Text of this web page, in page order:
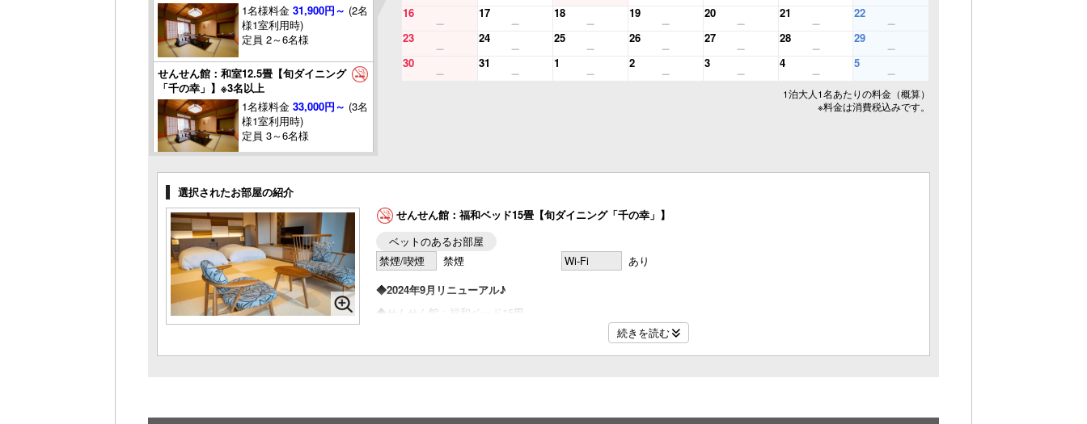
1名様料金31,900円～ (2名
様1室利用時)
定員 2～6名様
せんせん館：和室12.5畳【旬ダイニング
「千の幸」】※3名以上
1名様料金33,000円～ (3名
様1室利用時)
定員 3～6名様
せんせん館：福和ベッド15畳【旬ダイニ
ング「千の幸」】
定員 2～4名様
せんせん館：福和ベッド15畳【旬ダイニ
ング「千の幸」】※3名以上
定員 3～4名様
グ「千の幸」】
16
17 18 19 20 21
22
23
24 25 26 27 28
29
30
31 1 2 3 4 5
1泊大人1名あたりの料金（概算）
※料金は消費税込みです。
選択されたお部屋の紹介
せんせん館：福和ベッド15畳【旬ダイニング「千の幸」】
ベットのあるお部屋
禁煙/喫煙
禁煙 Wi-Fi
あり
◆2024年9月リニューアル♪
◆せんせん館：福和ベッド15畳
15畳のベッドタイプのお部屋に福井ならではの要素をあしらった客室。
ちょっとした床の間には福井県産スギと椅子テーブルは県産ケヤキ。
続きを読む